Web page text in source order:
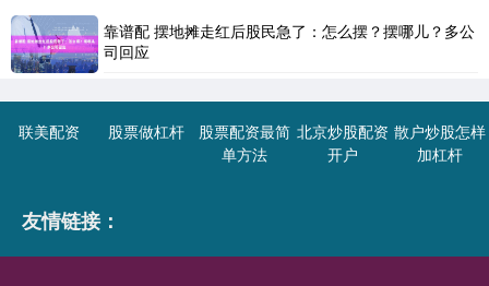
靠谱配 摆地摊走红后股民急了：怎么摆？摆哪儿？多公
司回应
联美配资 股票做杠杆
股票配资最简
单方法
北京炒股配资
开户
散户炒股怎样
加杠杆
友情链接：